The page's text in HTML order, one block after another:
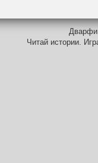
Читай истории.